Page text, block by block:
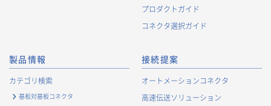
プロダクトガイド
コネクタ選択ガイド
製品情報
カテゴリ検索
基板対基板コネクタ
接続提案
オートメーションコネクタ
高速伝送ソリューション